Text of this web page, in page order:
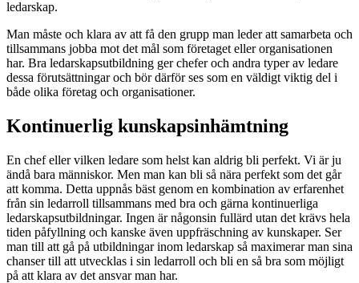
ledarskap.
Man måste och klara av att få den grupp man leder att samarbeta och
tillsammans jobba mot det mål som företaget eller organisationen
har. Bra ledarskapsutbildning ger chefer och andra typer av ledare
dessa förutsättningar och bör därför ses som en väldigt viktig del i
både olika företag och organisationer.
Kontinuerlig kunskapsinhämtning
En chef eller vilken ledare som helst kan aldrig bli perfekt. Vi är ju
ändå bara människor. Men man kan bli så nära perfekt som det går
att komma. Detta uppnås bäst genom en kombination av erfarenhet
från sin ledarroll tillsammans med bra och gärna kontinuerliga
ledarskapsutbildningar. Ingen är någonsin fullärd utan det krävs hela
tiden påfyllning och kanske även uppfräschning av kunskaper. Ser
man till att gå på utbildningar inom ledarskap så maximerar man sina
chanser till att utvecklas i sin ledarroll och bli en så bra som möjligt
på att klara av det ansvar man har.